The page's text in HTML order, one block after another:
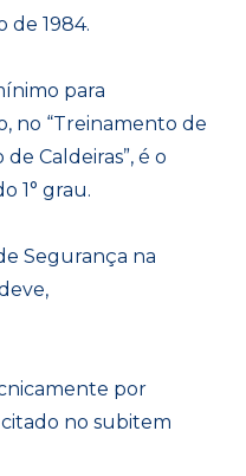
de 1984.
para
no “Treinamento de
Caldeiras”, é o
1° grau.
Segurança na
por
citado no subitem